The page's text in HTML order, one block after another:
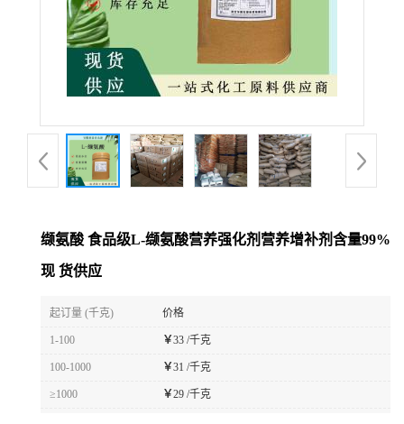
缬氨酸 食品级L-缬氨酸营养强化剂营养增补剂含量99%
现 货供应
起订量 (千克) 价格
1-100 ￥33 /千克
100-1000 ￥31 /千克
≥1000 ￥29 /千克